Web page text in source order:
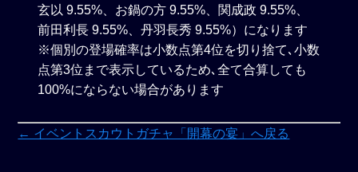
玄以 9.55%、お鍋の方 9.55%、関成政 9.55%、
前田利長 9.55%、丹羽長秀 9.55%）になります
※個別の登場確率は小数点第4位を切り捨て､小数
点第3位まで表示しているため､全て合算しても
100%にならない場合があります
← イベントスカウトガチャ「開幕の宴」へ戻る